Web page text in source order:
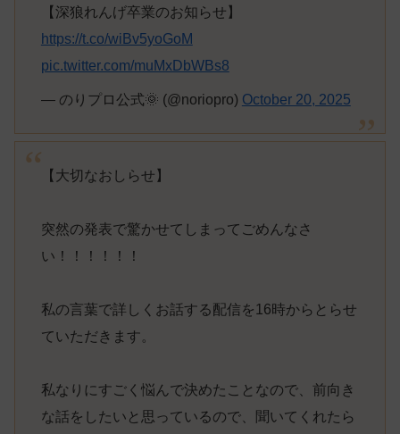
【深狼れんげ卒業のお知らせ】
https://t.co/wiBv5yoGoM
pic.twitter.com/muMxDbWBs8
— のりプロ公式🌞 (@noriopro) October 20, 2025
【大切なおしらせ】
突然の発表で驚かせてしまってごめんなさ
い！！！！！！
私の言葉で詳しくお話する配信を16時からとらせ
ていただきます。
私なりにすごく悩んで決めたことなので、前向き
な話をしたいと思っているので、聞いてくれたら